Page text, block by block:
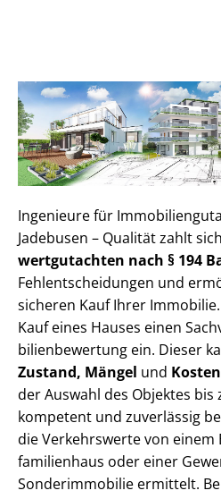
Ingenieure für
Jadebusen – Qualität zahlt
wert­gut­ach­ten nach § 194
Fehl­ent­schei­dun­gen und
sicheren Kauf Ihrer
Kauf eines Hauses einen
bi­li­en­be­wer­tung ein. Dieser
Zustand, Mängel und Kosten
der Auswahl des Objektes
kompetent und zuverlässig
die Verkehrswerte von
fa­mi­li­en­haus oder einer
Sonderimmobilie ermittelt.